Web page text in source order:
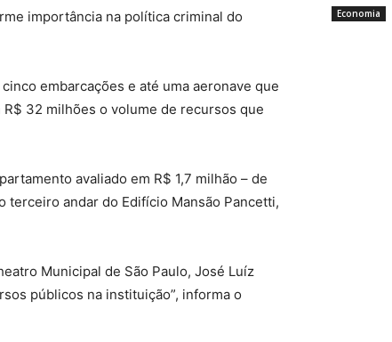
importância na política criminal do
embarcações e até uma aeronave que
32 milhões o volume de recursos que
avaliado em R$ 1,7 milhão – de
terceiro andar do Edifício Mansão Pancetti,
Municipal de São Paulo, José Luíz
públicos na instituição”, informa o
Economia